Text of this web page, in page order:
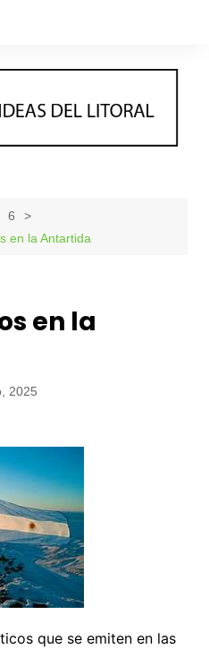
6
en la Antartida
en la
2025
que se emiten en las